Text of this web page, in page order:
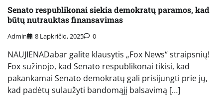
Senato respublikonai siekia demokratų paramos, kad
būtų nutrauktas finansavimas
Admin 8 Lapkričio, 2025 0
NAUJIENADabar galite klausytis „Fox News“ straipsnių!
Fox sužinojo, kad Senato respublikonai tikisi, kad
pakankamai Senato demokratų gali prisijungti prie jų,
kad padėtų sulaužyti bandomąjį balsavimą […]